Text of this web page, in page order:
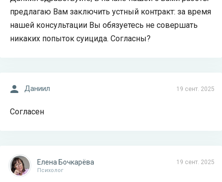
предлагаю Вам заключить устный контракт: за время
нашей консультации Вы обязуетесь не совершать
никаких попыток суицида. Согласны?
19 сент. 2025
Даниил
Согласен
19 сент. 2025
Елена Бочкарёва
Психолог